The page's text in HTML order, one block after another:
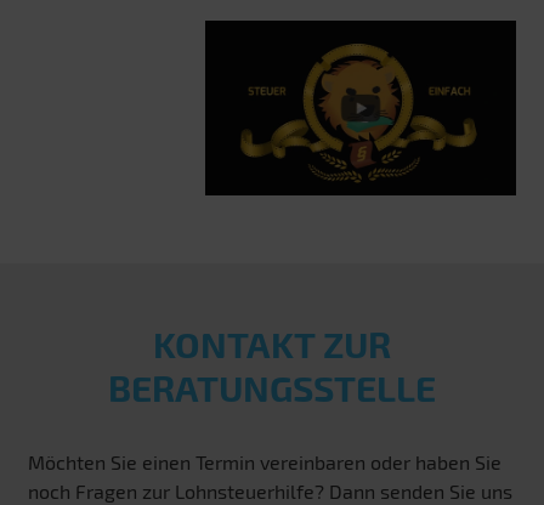
KONTAKT ZUR
BERATUNGSSTELLE
Möchten Sie einen Termin vereinbaren oder haben Sie
noch Fragen zur Lohnsteuerhilfe? Dann senden Sie uns